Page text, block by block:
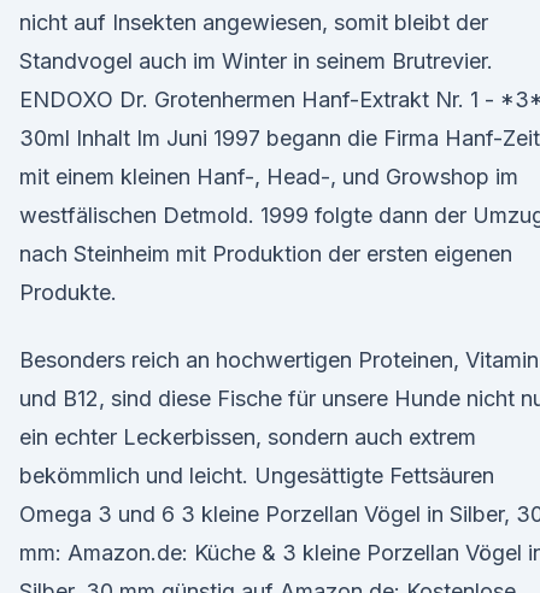
nicht auf Insekten angewiesen, somit bleibt der
Standvogel auch im Winter in seinem Brutrevier.
ENDOXO Dr. Grotenhermen Hanf-Extrakt Nr. 1 -
30ml Inhalt Im Juni 1997 begann die Firma Hanf-Zeit
mit einem kleinen Hanf-, Head-, und Growshop im
westfälischen Detmold. 1999 folgte dann der
nach Steinheim mit Produktion der ersten eigenen
Produkte.
Besonders reich an hochwertigen Proteinen,
und B12, sind diese Fische für unsere Hunde nicht
ein echter Leckerbissen, sondern auch extrem
bekömmlich und leicht. Ungesättigte Fettsäuren
Omega 3 und 6 3 kleine Porzellan Vögel in Silber,
mm: Amazon.de: Küche & 3 kleine Porzellan Vögel